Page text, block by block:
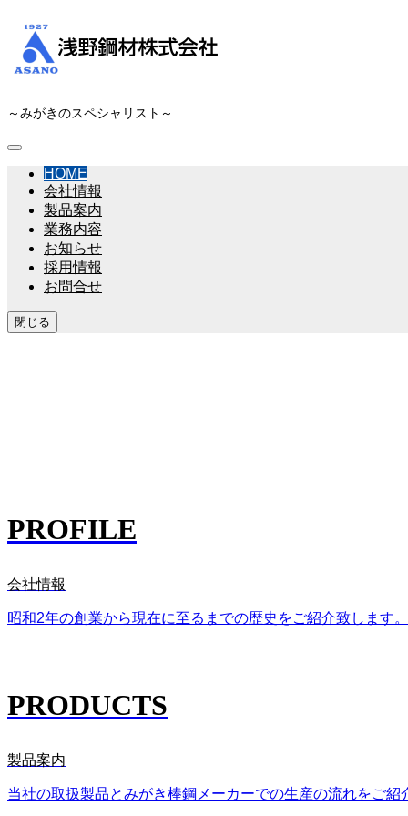
～みがきのスペシャリスト～
HOME
会社情報
製品案内
業務内容
お知らせ
採用情報
お問合せ
閉じる
PROFILE
会社情報
昭和2年の創業から現在に至るまでの歴史をご紹介致します。
PRODUCTS
製品案内
当社の取扱製品とみがき棒鋼メーカーでの生産の流れをご紹